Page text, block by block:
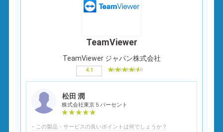
TeamViewer
TeamViewer ジャパン株式会社
4.1
松田 潤
株式会社東京５パーセント
− この製品・サービスの良いポイントは何でしょうか？